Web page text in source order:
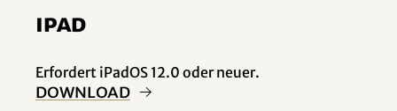
iPad
Erfordert iPadOS 12.0 oder neuer.
Download